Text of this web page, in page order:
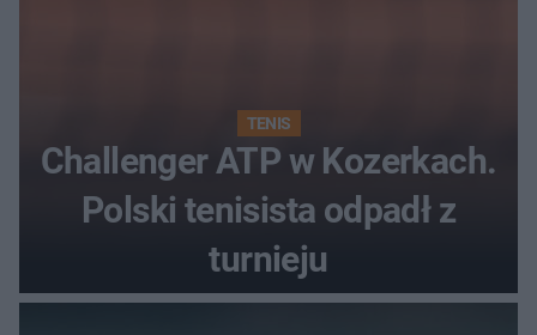
TENIS
Challenger ATP w Kozerkach.
Polski tenisista odpadł z
turnieju